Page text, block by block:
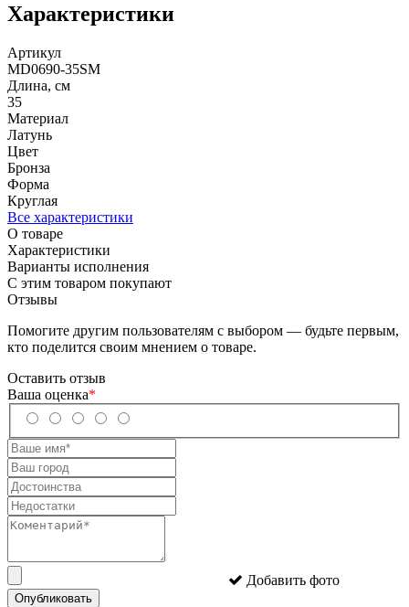
Характеристики
Артикул
MD0690-35SM
Длина, см
35
Материал
Латунь
Цвет
Бронза
Форма
Круглая
Все характеристики
О товаре
Характеристики
Варианты исполнения
С этим товаром покупают
Отзывы
Помогите другим пользователям с выбором — будьте первым,
кто поделится своим мнением о товаре.
Оставить отзыв
Ваша оценка*
Добавить фото
Опубликовать